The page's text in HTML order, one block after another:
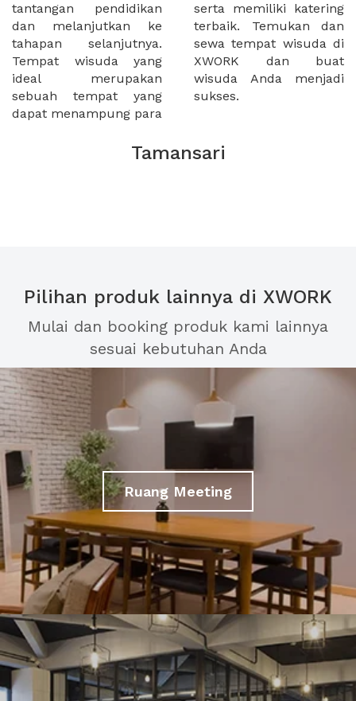
tantangan pendidikan
dan melanjutkan ke
tahapan selanjutnya.
Tempat wisuda yang
ideal merupakan
sebuah tempat yang
dapat menampung para
serta memiliki katering
terbaik. Temukan dan
sewa tempat wisuda di
XWORK dan buat
wisuda Anda menjadi
sukses.
Tamansari
Pilihan produk lainnya di XWORK
Mulai dan booking produk kami lainnya
sesuai kebutuhan Anda
Ruang Meeting